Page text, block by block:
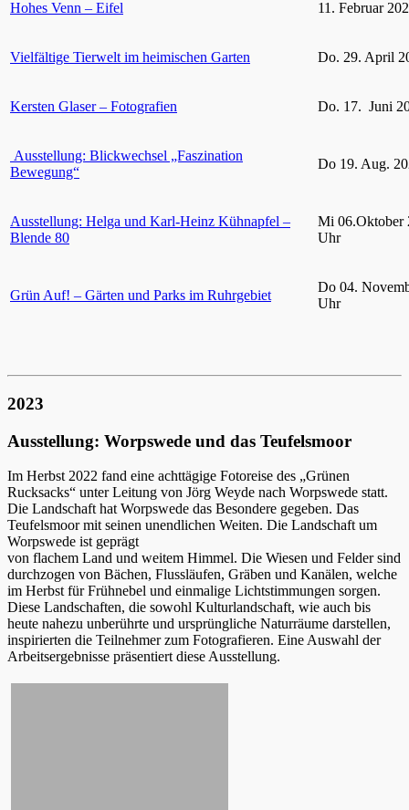
Hohes Venn – Eifel 11. Februar
Vielfältige Tierwelt im heimischen Garten Do. 29. April
Kersten Glaser – Fotografien Do. 17. Juni
Ausstellung: Blickwechsel „Faszination
Bewegung“
Do 19. Aug.
Ausstellung: Helga und Karl-Heinz Kühnapfel –
Blende 80
Mi 06.Oktober
Uhr
Grün Auf! – Gärten und Parks im Ruhrgebiet
Do 04.
Uhr
2023
Ausstellung: Worpswede und das Teufelsmoor
Im Herbst 2022 fand eine achttägige Fotoreise des „Grünen
Rucksacks“ unter Leitung von Jörg Weyde nach Worpswede statt.
Die Landschaft hat Worpswede das Besondere gegeben. Das
Teufelsmoor mit seinen unendlichen Weiten. Die Landschaft um
Worpswede ist geprägt
von flachem Land und weitem Himmel. Die Wiesen und Felder sind
durchzogen von Bächen, Flussläufen, Gräben und Kanälen, welche
im Herbst für Frühnebel und einmalige Lichtstimmungen sorgen.
Diese Landschaften, die sowohl Kulturlandschaft, wie auch bis
heute nahezu unberührte und ursprüngliche Naturräume darstellen,
inspirierten die Teilnehmer zum Fotografieren. Eine Auswahl der
Arbeitsergebnisse präsentiert diese Ausstellung.